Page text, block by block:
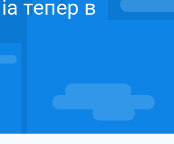
тепер в